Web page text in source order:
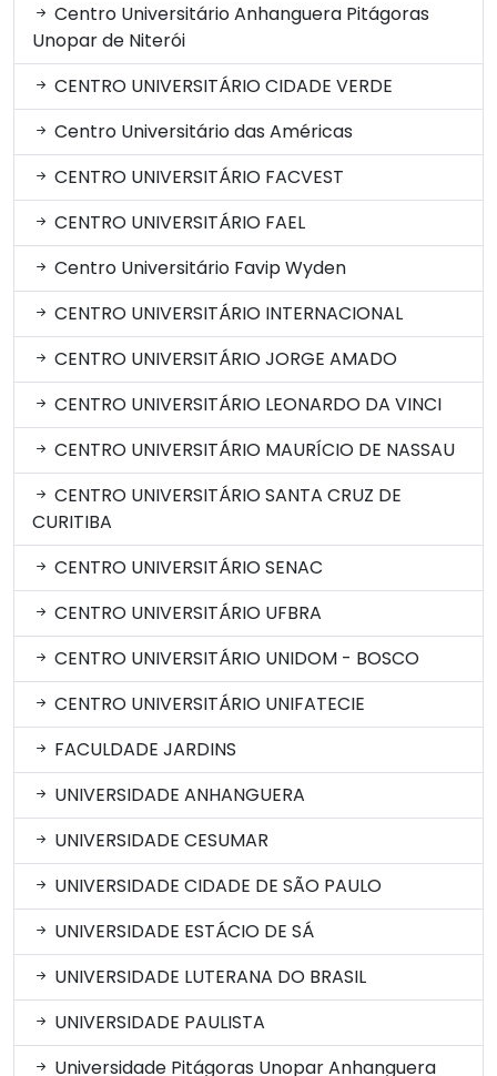
Centro Universitário Anhanguera Pitágoras
Unopar de Niterói
CENTRO UNIVERSITÁRIO CIDADE VERDE
Centro Universitário das Américas
CENTRO UNIVERSITÁRIO FACVEST
CENTRO UNIVERSITÁRIO FAEL
Centro Universitário Favip Wyden
CENTRO UNIVERSITÁRIO INTERNACIONAL
CENTRO UNIVERSITÁRIO JORGE AMADO
CENTRO UNIVERSITÁRIO LEONARDO DA VINCI
CENTRO UNIVERSITÁRIO MAURÍCIO DE NASSAU
CENTRO UNIVERSITÁRIO SANTA CRUZ DE
CURITIBA
CENTRO UNIVERSITÁRIO SENAC
CENTRO UNIVERSITÁRIO UFBRA
CENTRO UNIVERSITÁRIO UNIDOM - BOSCO
CENTRO UNIVERSITÁRIO UNIFATECIE
FACULDADE JARDINS
UNIVERSIDADE ANHANGUERA
UNIVERSIDADE CESUMAR
UNIVERSIDADE CIDADE DE SÃO PAULO
UNIVERSIDADE ESTÁCIO DE SÁ
UNIVERSIDADE LUTERANA DO BRASIL
UNIVERSIDADE PAULISTA
Universidade Pitágoras Unopar Anhanguera